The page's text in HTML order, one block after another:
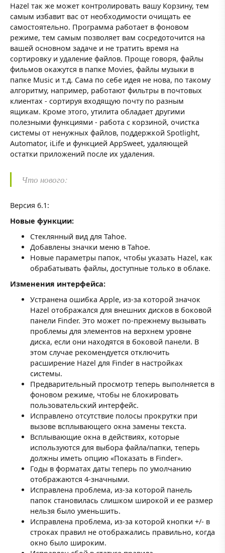
Hazel так же может контролировать вашу Корзину, тем
самым избавит вас от необходимости очищать ее
самостоятельно. Программа работает в фоновом
режиме, тем самым позволяет вам сосредоточится на
вашей основном задаче и не тратить время на
сортировку и удаление файлов. Проще говоря, файлы
фильмов окажутся в папке Movies, файлы музыки в
папке Music и т.д. Сама по себе идея не нова, по такому
алгоритму, например, работают фильтры в почтовых
клиентах - сортируя входящую почту по разным
ящикам. Кроме этого, утилита обладает другими
полезными функциями - работа с корзиной, очистка
системы от ненужных файлов, поддержкой Spotlight,
Automator, iLife и функцией AppSweet, удаляющей
остатки приложений после их удаления.
Что нового:
Версия 6.1:
Новые функции:
Стеклянный вид для Tahoe.
Добавлены значки меню в Tahoe.
Новые параметры папок, чтобы указать Hazel, как
обрабатывать файлы, доступные только в облаке.
Изменения интерфейса:
Устранена ошибка Apple, из-за которой значок
Hazel отображался для внешних дисков в боковой
панели Finder. Это может по-прежнему вызывать
проблемы для элементов на верхнем уровне
диска, если они находятся в боковой панели. В
этом случае рекомендуется отключить
расширение Hazel для Finder в настройках
системы.
Предварительный просмотр теперь выполняется в
фоновом режиме, чтобы не блокировать
пользовательский интерфейс.
Исправлено отсутствие полосы прокрутки при
вызове всплывающего окна замены текста.
Всплывающие окна в действиях, которые
используются для выбора файла/папки, теперь
должны иметь опцию «Показать в Finder».
Годы в форматах даты теперь по умолчанию
отображаются 4-значными.
Исправлена проблема, из-за которой панель
папок становилась слишком широкой и ее размер
нельзя было уменьшить.
Исправлена проблема, из-за которой кнопки +/- в
строках правил не отображались правильно, когда
окно было широким.